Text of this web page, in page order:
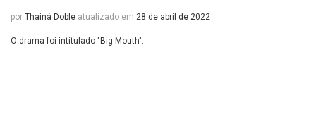
por Thainá Doble atualizado em 28 de abril de 2022
O drama foi intitulado "Big Mouth".